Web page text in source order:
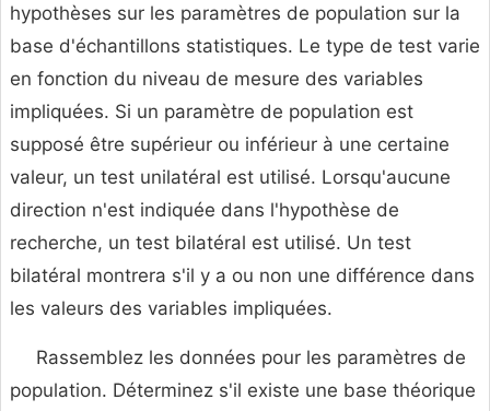
hypothèses sur les paramètres de population sur la
base d'échantillons statistiques. Le type de test varie
en fonction du niveau de mesure des variables
impliquées. Si un paramètre de population est
supposé être supérieur ou inférieur à une certaine
valeur, un test unilatéral est utilisé. Lorsqu'aucune
direction n'est indiquée dans l'hypothèse de
recherche, un test bilatéral est utilisé. Un test
bilatéral montrera s'il y a ou non une différence dans
les valeurs des variables impliquées.
Rassemblez les données pour les paramètres de
population. Déterminez s'il existe une base théorique